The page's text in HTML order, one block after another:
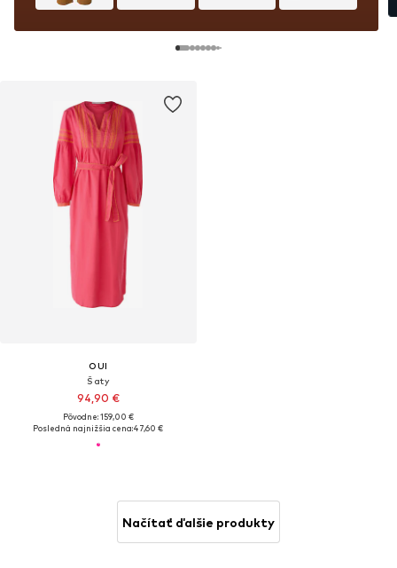
OUI
Šaty
94,90 €
Pôvodne: 159,00 €
Posledná najnižšia cena:47,60 €
Načítať ďalšie produkty